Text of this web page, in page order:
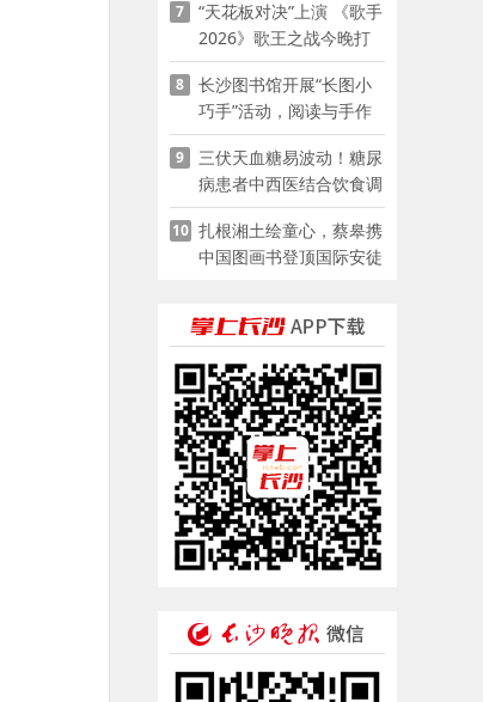
7
“天花板对决”上演 《歌手
2026》歌王之战今晚打
响
8
长沙图书馆开展“长图小
巧手”活动，阅读与手作
赋能少儿暑期成长
9
三伏天血糖易波动！糖尿
病患者中西医结合饮食调
养指南
10 扎根湘土绘童心，蔡皋携
中国图画书登顶国际安徒